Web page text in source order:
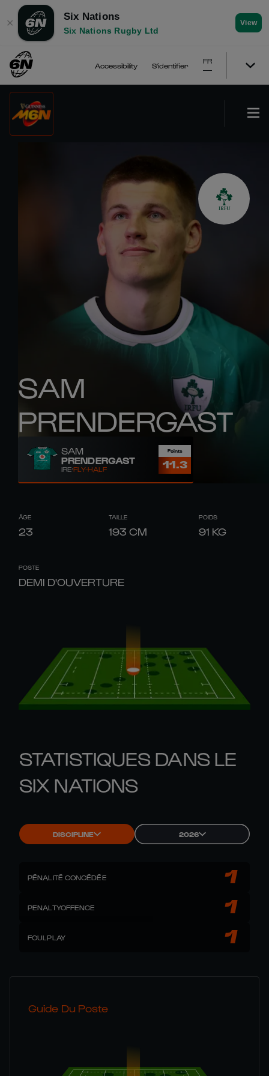
✕
Six Nations
Six Nations Rugby Ltd
View
Accessibility S'identifier
FR
SAM
PRENDERGAST
SAM
PRENDERGAST
IREFLY-HALF
Points
11.3
ÂGE
23
TAILLE
193 CM
POIDS
91 KG
POSTE
DEMI D'OUVERTURE
STATISTIQUES DANS LE
SIX NATIONS
DISCIPLINE 2026
PÉNALITÉ CONCÉDÉE 1
PENALTYOFFENCE 1
FOULPLAY 1
Guide Du Poste